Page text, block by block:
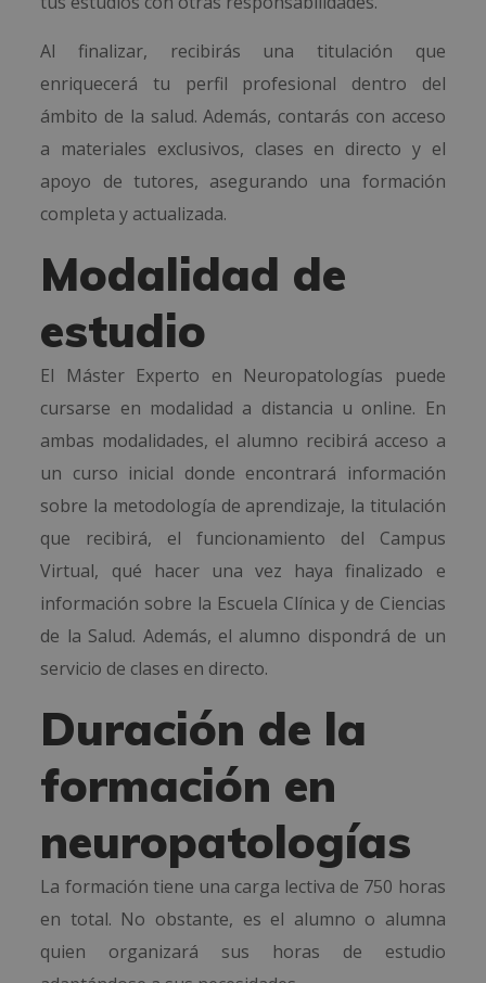
Al finalizar, recibirás una titulación que
enriquecerá tu perfil profesional dentro del
ámbito de la salud. Además, contarás con acceso
a materiales exclusivos, clases en directo y el
apoyo de tutores, asegurando una formación
completa y actualizada.
Modalidad de
estudio
El Máster Experto en Neuropatologías puede
cursarse en modalidad a distancia u online. En
ambas modalidades, el alumno recibirá acceso a
un curso inicial donde encontrará información
sobre la metodología de aprendizaje, la titulación
que recibirá, el funcionamiento del Campus
Virtual, qué hacer una vez haya finalizado e
información sobre la Escuela Clínica y de Ciencias
de la Salud. Además, el alumno dispondrá de un
servicio de clases en directo.
Duración de la
formación en
neuropatologías
La formación tiene una carga lectiva de 750 horas
en total. No obstante, es el alumno o alumna
quien organizará sus horas de estudio